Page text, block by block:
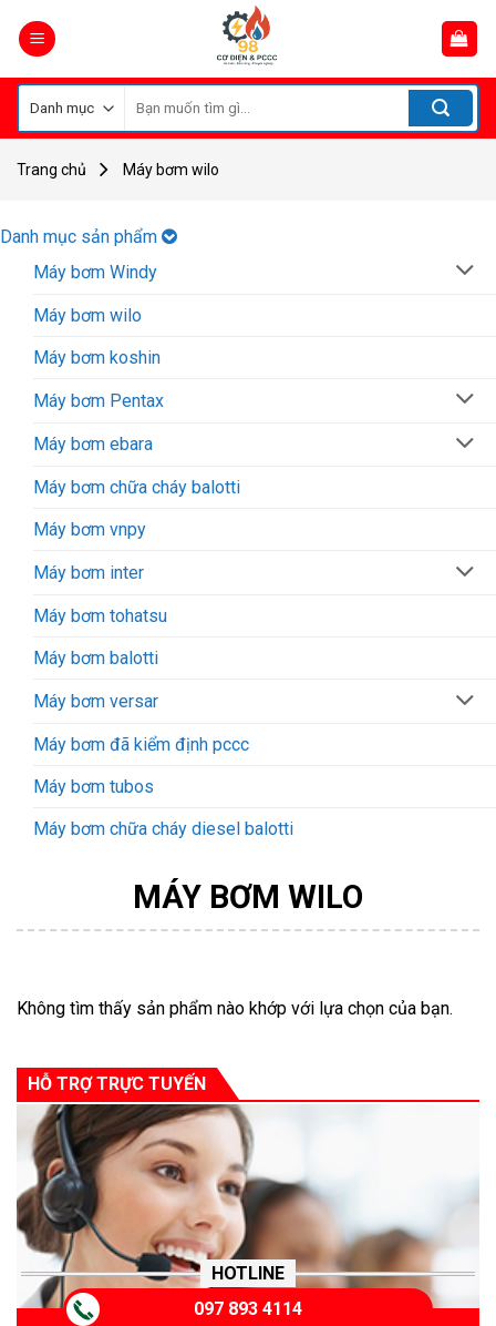
kiếm:
Trang chủ Máy bơm wilo
Danh mục sản phẩm
Máy bơm Windy
Máy bơm wilo
Máy bơm koshin
Máy bơm Pentax
Máy bơm ebara
Máy bơm chữa cháy balotti
Máy bơm vnpy
Máy bơm inter
Máy bơm tohatsu
Máy bơm balotti
Máy bơm versar
Máy bơm đã kiểm định pccc
Máy bơm tubos
Máy bơm chữa cháy diesel balotti
HỖ TRỢ TRỰC TUYẾN
HOTLINE
097 893 4114
MÁY BƠM WILO
Không tìm thấy sản phẩm nào khớp với lựa chọn của bạn.